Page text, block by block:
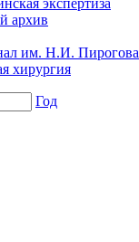
экспертиза
архив
им. Н.И. Пирогова
хирургия
Год